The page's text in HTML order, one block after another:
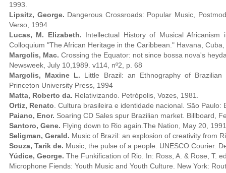
1993.
Lipsitz, George. Dangerous Crossroads: Popular Music,
Verso, 1994
Lucas, M. Elizabeth. Intellectual History of Musical
Colloquium "The African Heritage in the Caribbean." Havana,
Margolis, Mac. Crossing the Equator: not since bossa nova's
Newsweek, July 10,1989. v114, nº2, p. 68
Margolis, Maxine L. Little Brazil: an Ethnography of
Princeton University Press, 1994
Matta, Roberto da. Relativizando. Petrópolis, Vozes, 1981.
Ortiz, Renato . Cultura brasileira e identidade nacional. São Paulo:
Paiano, Enor. Soaring CD Sales spur Brazilian market. Billboard,
Santoro, Gene. Flying down to Rio again.The Nation, May 20,
Seligman, Gerald. Music of Brazil: an explosion of creativity from
Souza, Tarik de. Music, the pulse of a people. UNESCO Courier.
Yúdice, George. The Funkification of Rio. In: Ross, A. & Rose, T.
Microphone Fiends: Youth Music and Youth Culture. New York: